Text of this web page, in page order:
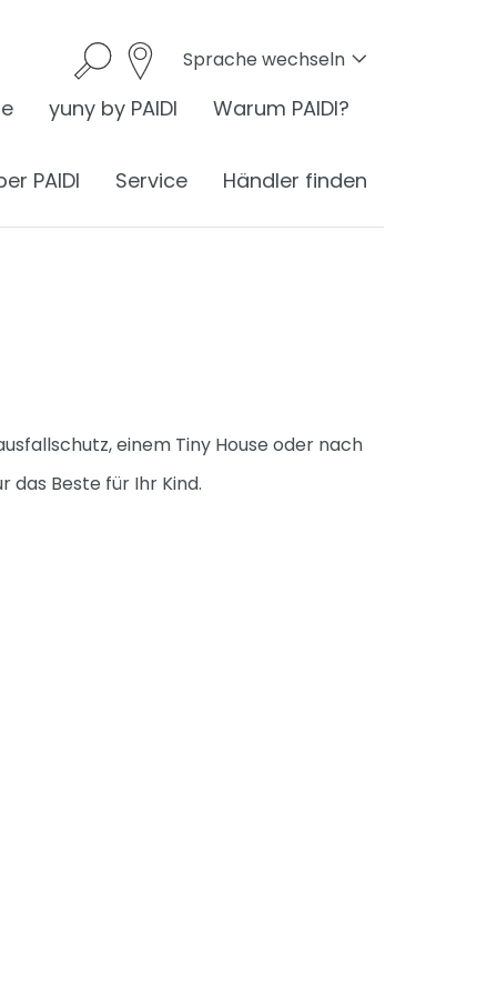
Sprache wechseln
yuny by PAIDI Warum PAIDI?
PAIDI Service Händler finden
am Schreibtisch
ergonomisches Sitzen
einem Tiny House oder nach
Beste für Ihr Kind.